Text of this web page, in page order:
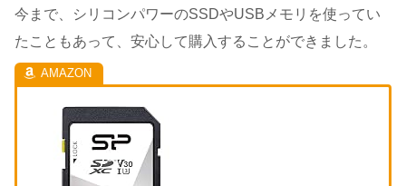
今まで、シリコンパワーのSSDやUSBメモリを使ってい
たこともあって、安心して購入することができました。